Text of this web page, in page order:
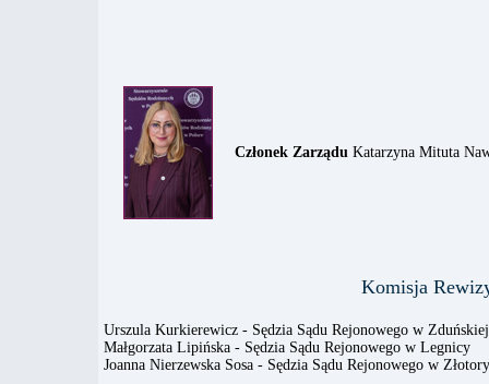
Członek ZarząduKatarzyna Mituta
Komisja
Urszula Kurkierewicz - Sędzia Sądu Rejonowego w
Małgorzata Lipińska - Sędzia Sądu Rejonowego w Legnicy
Joanna Nierzewska Sosa - Sędzia Sądu Rejonowego w